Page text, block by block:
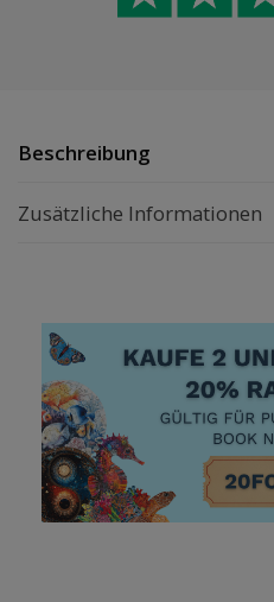
Beschreibung
Zusätzliche Informationen